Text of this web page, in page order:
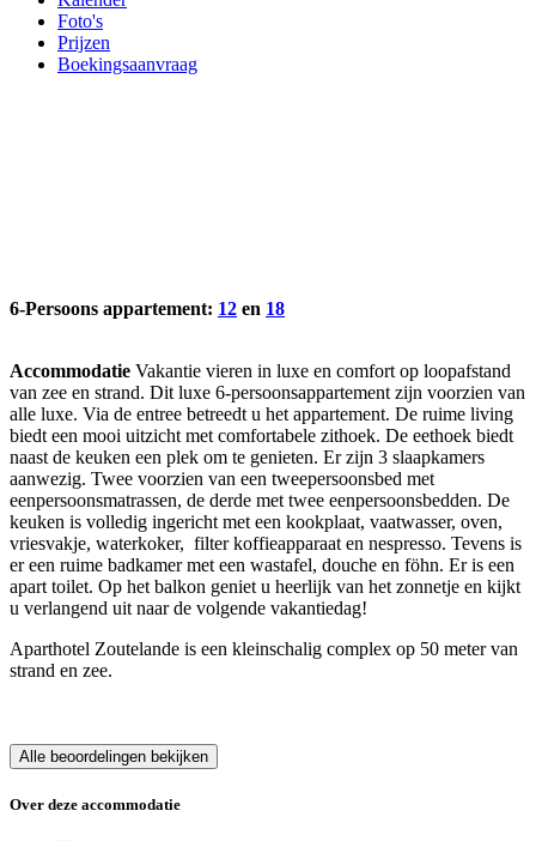
Foto's
Prijzen
Boekingsaanvraag
6-Persoons appartement: 12 en 18
Accommodatie Vakantie vieren in luxe en comfort op loopafstand
van zee en strand. Dit luxe 6-persoonsappartement zijn voorzien van
alle luxe. Via de entree betreedt u het appartement. De ruime living
biedt een mooi uitzicht met comfortabele zithoek. De eethoek biedt
naast de keuken een plek om te genieten. Er zijn 3 slaapkamers
aanwezig. Twee voorzien van een tweepersoonsbed met
eenpersoonsmatrassen, de derde met twee eenpersoonsbedden. De
keuken is volledig ingericht met een kookplaat, vaatwasser, oven,
vriesvakje, waterkoker, filter koffieapparaat en nespresso. Tevens is
er een ruime badkamer met een wastafel, douche en föhn. Er is een
apart toilet. Op het balkon geniet u heerlijk van het zonnetje en kijkt
u verlangend uit naar de volgende vakantiedag!
Aparthotel Zoutelande is een kleinschalig complex op 50 meter van
strand en zee.
Alle beoordelingen bekijken
Over deze accommodatie